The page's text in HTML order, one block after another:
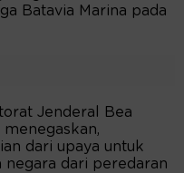
Batavia Marina pada
Jenderal Bea
dari upaya untuk
dari peredaran